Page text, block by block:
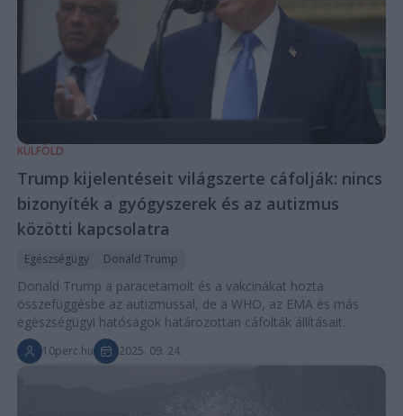
KÜLFÖLD
Trump kijelentéseit világszerte cáfolják: nincs
bizonyíték a gyógyszerek és az autizmus
közötti kapcsolatra
Egészségügy Donald Trump
Donald Trump a paracetamolt és a vakcinákat hozta
összefüggésbe az autizmussal, de a WHO, az EMA és más
egészségügyi hatóságok határozottan cáfolták állításait.
10perc.hu 2025. 09. 24.